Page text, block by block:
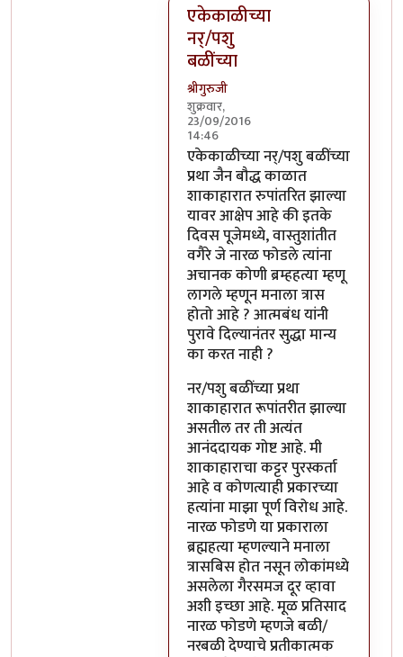
एकेकाळीच्या
नर्/पशु
बळींच्या
श्रीगुरुजी
शुक्रवार,
23/09/2016
14:46
In reply toसाहेब,byअप्पा जोगळेकर
एकेकाळीच्या नर्/पशु बळींच्या
प्रथा जैन बौद्ध काळात
शाकाहारात रुपांतरित झाल्या
यावर आक्षेप आहे की इतके
दिवस पूजेमध्ये, वास्तुशांतीत
वगैरे जे नारळ फोडले त्यांना
अचानक कोणी ब्रम्हहत्या म्हणू
लागले म्हणून मनाला त्रास
होतो आहे ? आत्मबंध यांनी
पुरावे दिल्यानंतर सुद्धा मान्य
का करत नाही ?
नर/पशु बळींच्या प्रथा
शाकाहारात रूपांतरीत झाल्या
असतील तर ती अत्यंत
आनंददायक गोष्ट आहे. मी
शाकाहाराचा कट्टर पुरस्कर्ता
आहे व कोणत्याही प्रकारच्या
हत्यांना माझा पूर्ण विरोध आहे.
नारळ फोडणे या प्रकाराला
ब्रह्महत्या म्हणल्याने मनाला
त्रासबिस होत नसून लोकांमध्ये
असलेला गैरसमज दूर व्हावा
अशी इच्छा आहे. मूळ प्रतिसाद
नारळ फोडणे म्हणजे बळी/
नरबळी देण्याचे प्रतीकात्मक